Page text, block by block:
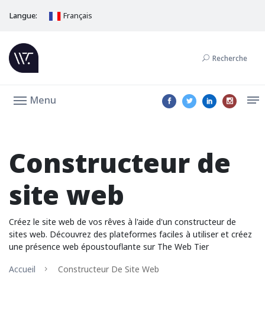
Langue: Français
Recherche
Menu
Constructeur de
site web
Créez le site web de vos rêves à l'aide d'un constructeur de
sites web. Découvrez des plateformes faciles à utiliser et créez
une présence web époustouflante sur The Web Tier
Accueil
Constructeur De Site Web